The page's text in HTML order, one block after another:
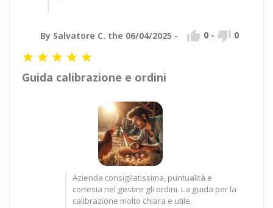
By Salvatore C. the 06/04/2025 -  0 -  0
    
Guida calibrazione e ordini
Azienda consigliatissima, puntualità e
cortesia nel gestire gli ordini. La guida per la
calibrazione molto chiara e utile.